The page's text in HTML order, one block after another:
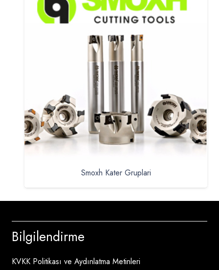
Smoxh Kater Gruplari
Bilgilendirme
KVKK Politikası ve Aydınlatma Metinleri